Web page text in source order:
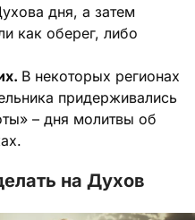
дня, а затем
как оберег, либо
В некоторых регионах
придерживались
– дня молитвы об
на Духов